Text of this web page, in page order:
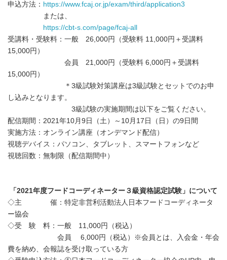
申込方法： https://www.fcaj.or.jp/exam/third/application3
または、
https://cbt-s.com/page/fcaj-all
受講料・受験料：一般 26,000円（受験料 11,000円＋受講料
15,000円）
会員 21,000円（受験料 6,000円＋受講料
15,000円）
＊3級試験対策講座は3級試験とセットでのお申
し込みとなります。
3級試験の実施期間は以下をご覧ください。
配信期間：2021年10月9日（土）～10月17日（日）の9日間
実施方法：オンライン講座（オンデマンド配信）
視聴デバイス：パソコン、タブレット、スマートフォンなど
視聴回数：無制限（配信期間中）
「 2021年度フードコーディネーター３級資格認定試験」について
◇主 催：特定非営利活動法人日本フードコーディネータ
ー協会
◇受 験 料：一般 11,000円（税込）
会員 6,000円（税込）※会員とは、入会金・年会
費を納め、会報誌を受け取っている方